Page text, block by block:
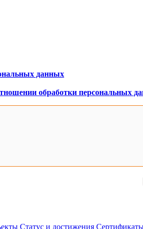
данных
обработки персональных
Статус и достижения